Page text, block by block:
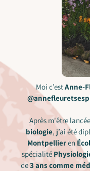
Moi c’est
Après m'être
biologie, j’ai été
Montpellieren
spécialité
de3 ans comme